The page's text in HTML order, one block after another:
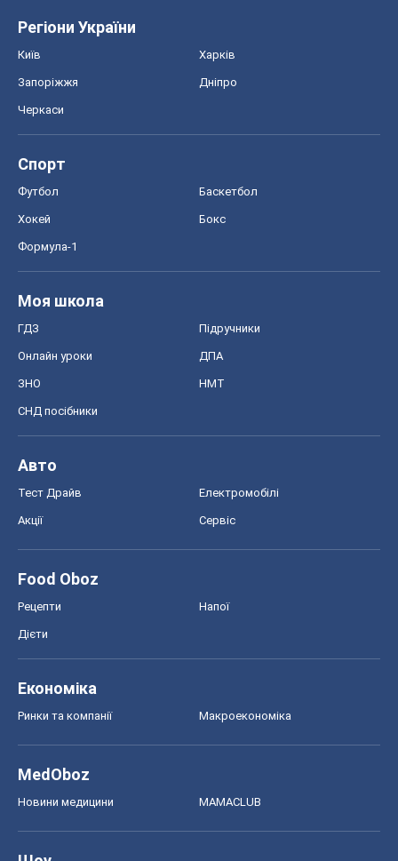
Регіони України
Київ Харків
Запоріжжя Дніпро
Черкаси
Спорт
Футбол Баскетбол
Хокей Бокс
Формула-1
Моя школа
ГДЗ Підручники
Онлайн уроки ДПА
ЗНО НМТ
СНД посібники
Авто
Тест Драйв Електромобілі
Акції Сервіс
Food Oboz
Рецепти Напої
Дієти
Економіка
Ринки та компанії Макроекономіка
MedOboz
Новини медицини MAMACLUB